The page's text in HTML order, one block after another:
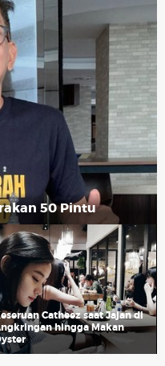
50 Pintu
Catheez saat Jajan di
hingga Makan